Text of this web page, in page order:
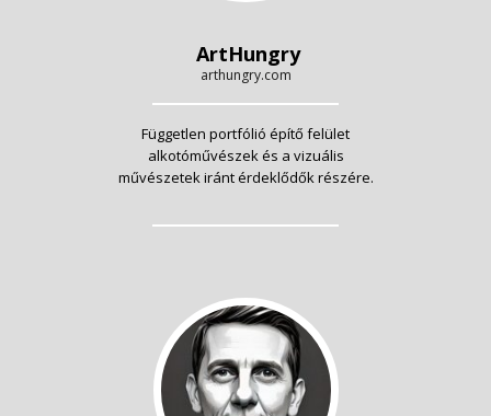
ArtHungry
arthungry.com
Független portfólió építő felület
alkotóművészek és a vizuális
művészetek iránt érdeklődők részére.